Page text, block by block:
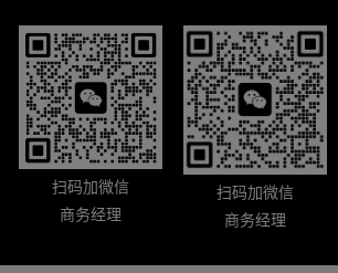
扫码加微信
商务经理
扫码加微信
商务经理